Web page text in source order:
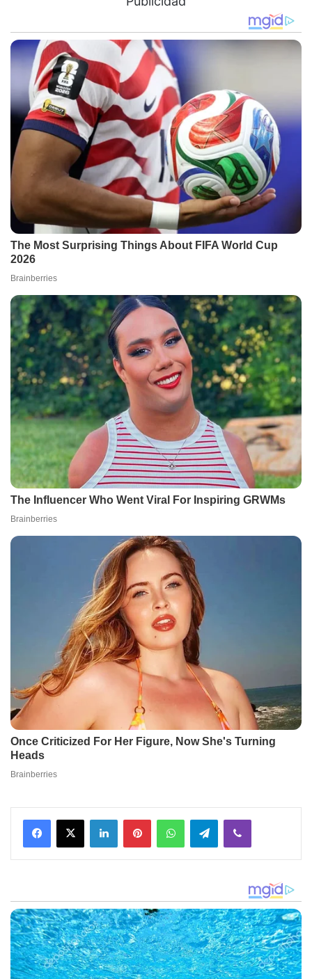
Facebook
X LinkedInPinterestWhatsAppTelegramViber